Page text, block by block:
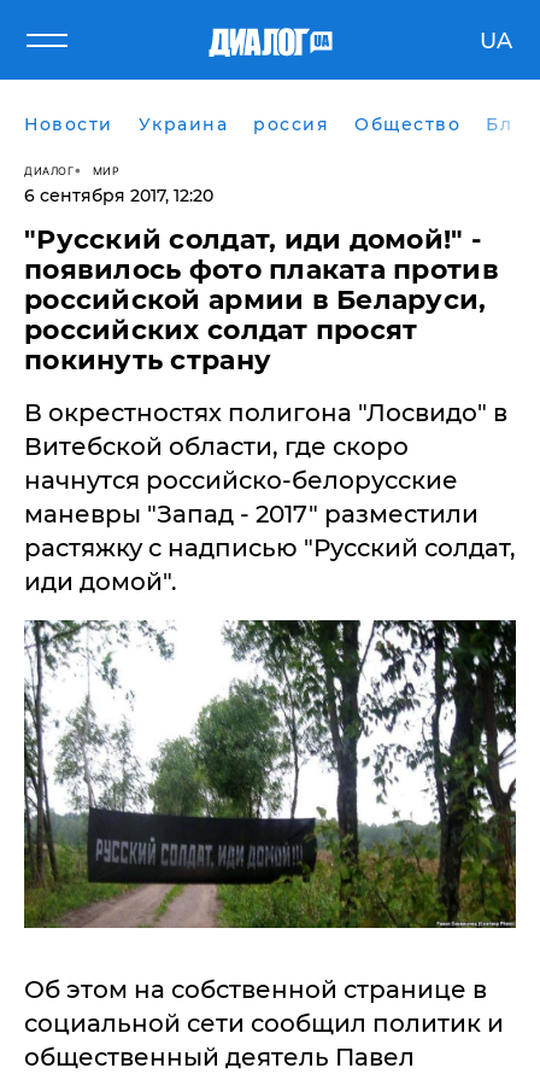
UA
Новости Украина россия Общество
ДИАЛОГ МИР
6 сентября 2017, 12:20
"Русский солдат, иди домой!" -
появилось фото плаката против
российской армии в Беларуси,
российских солдат просят
покинуть страну
​В окрестностях полигона "Лосвидо" в
Витебской области, где скоро
начнутся российско-белорусские
маневры "Запад - 2017" разместили
растяжку с надписью "Русский солдат,
иди домой".
Об этом на собственной странице в
социальной сети сообщил политик и
общественный деятель Павел